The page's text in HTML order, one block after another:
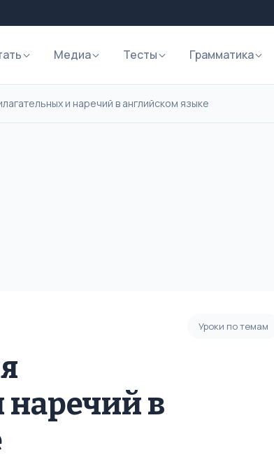
Медиа Тесты Грамматика
и наречий в английском языке
Уроки по темам
в